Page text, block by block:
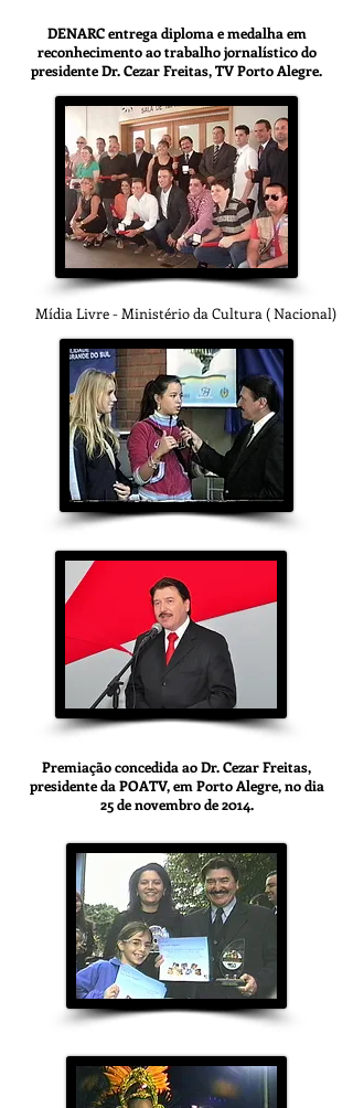
DENARC entrega diploma e medalha em
reconhecimento ao trabalho jornalístico do
presidente Dr. Cezar Freitas, TV Porto Alegre.
Mídia Livre - Ministério da Cultura ( Nacional)
Premiação concedida ao Dr. Cezar Freitas,
presidente da POATV, em Porto Alegre, no dia
25 de novembro de 2014.